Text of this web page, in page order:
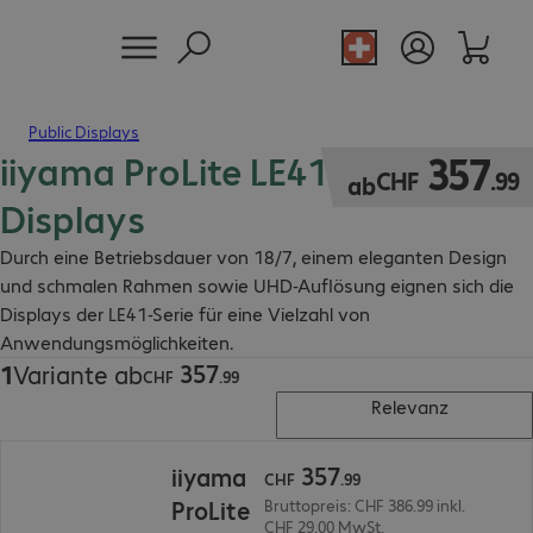
Public Displays
iiyama ProLite LE41 Signage
Displays
Durch eine Betriebsdauer von 18/7, einem eleganten Design
und schmalen Rahmen sowie UHD-Auflösung eignen sich die
Displays der LE41-Serie für eine Vielzahl von
Anwendungsmöglichkeiten.
abCHF 357.99
CHF 357.99
1Variante abCHF 357.99
CHF 357.99
Relevanz
iiyama
ProLite
CHF 357.99
Bruttopreis: CHF 386.99 inkl.
CHF 29.00 MwSt.